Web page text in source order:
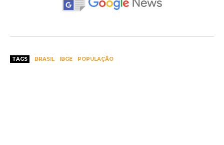
TAGS BRASIL IBGE POPULAÇÃO